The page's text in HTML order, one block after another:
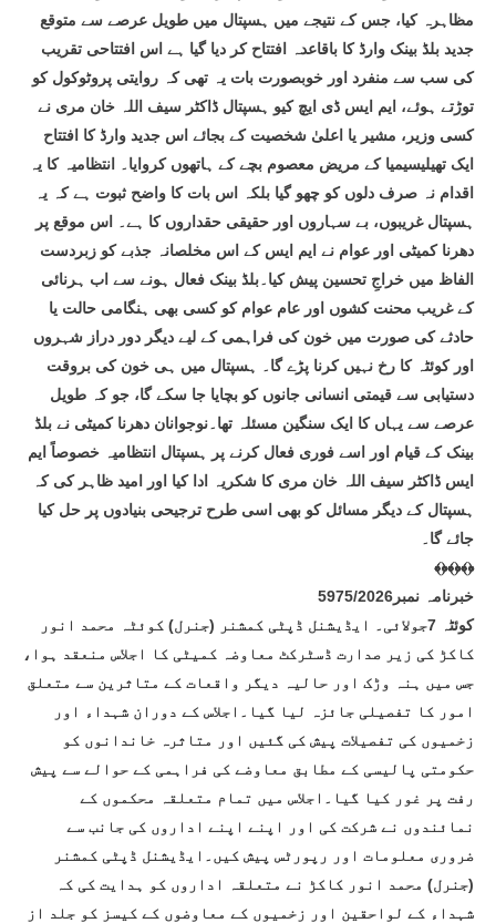
مظاہرہ کیا، جس کے نتیجے میں ہسپتال میں طویل عرصے سے متوقع
جدید بلڈ بینک وارڈ کا باقاعدہ افتتاح کر دیا گیا ہے اس افتتاحی تقریب
کی سب سے منفرد اور خوبصورت بات یہ تھی کہ روایتی پروٹوکول کو
توڑتے ہوئے، ایم ایس ڈی ایچ کیو ہسپتال ڈاکٹر سیف اللہ خان مری نے
کسی وزیر، مشیر یا اعلیٰ شخصیت کے بجائے اس جدید وارڈ کا افتتاح
ایک تھیلیسیمیا کے مریض معصوم بچے کے ہاتھوں کروایا۔ انتظامیہ کا یہ
اقدام نہ صرف دلوں کو چھو گیا بلکہ اس بات کا واضح ثبوت ہے کہ یہ
ہسپتال غریبوں، بے سہاروں اور حقیقی حقداروں کا ہے۔ اس موقع پر
دھرنا کمیٹی اور عوام نے ایم ایس کے اس مخلصانہ جذبے کو زبردست
الفاظ میں خراجِ تحسین پیش کیا۔بلڈ بینک فعال ہونے سے اب ہرنائی
کے غریب محنت کشوں اور عام عوام کو کسی بھی ہنگامی حالت یا
حادثے کی صورت میں خون کی فراہمی کے لیے دیگر دور دراز شہروں
اور کوئٹہ کا رخ نہیں کرنا پڑے گا۔ ہسپتال میں ہی خون کی بروقت
دستیابی سے قیمتی انسانی جانوں کو بچایا جا سکے گا، جو کہ طویل
عرصے سے یہاں کا ایک سنگین مسئلہ تھا۔نوجوانان دھرنا کمیٹی نے بلڈ
بینک کے قیام اور اسے فوری فعال کرنے پر ہسپتال انتظامیہ خصوصاً ایم
ایس ڈاکٹر سیف اللہ خان مری کا شکریہ ادا کیا اور امید ظاہر کی کہ
ہسپتال کے دیگر مسائل کو بھی اسی طرح ترجیحی بنیادوں پر حل کیا
جائے گا۔
﴾﴿﴾﴿﴾﴿
خبرنامہ نمبر5975/2026
کوئٹہ 7جولائی۔ ایڈیشنل ڈپٹی کمشنر (جنرل) کوئٹہ محمد انور
کاکڑ کی زیر صدارت ڈسٹرکٹ معاوضہ کمیٹی کا اجلاس منعقد ہوا،
جس میں ہنہ وڑک اور حالیہ دیگر واقعات کے متاثرین سے متعلق
امور کا تفصیلی جائزہ لیا گیا۔اجلاس کے دوران شہداء اور
زخمیوں کی تفصیلات پیش کی گئیں اور متاثرہ خاندانوں کو
حکومتی پالیسی کے مطابق معاوضے کی فراہمی کے حوالے سے پیش
رفت پر غور کیا گیا۔اجلاس میں تمام متعلقہ محکموں کے
نمائندوں نے شرکت کی اور اپنے اپنے اداروں کی جانب سے
ضروری معلومات اور رپورٹس پیش کیں۔ایڈیشنل ڈپٹی کمشنر
(جنرل) محمد انور کاکڑ نے متعلقہ اداروں کو ہدایت کی کہ
شہداء کے لواحقین اور زخمیوں کے معاوضوں کے کیسز کو جلد از